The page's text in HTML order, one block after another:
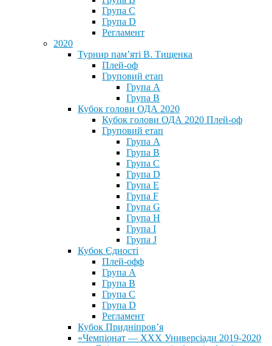
Група С
Група D
Регламент
2020
Турнир пам’яті В. Тищенка
Плей-оф
Груповий етап
Група А
Група В
Кубок голови ОДА 2020
Кубок голови ОДА 2020 Плей-оф
Груповий етап
Група A
Група B
Група C
Група D
Група E
Група F
Група G
Група H
Група I
Група J
Кубок Єдності
Плей-офф
Група А
Група В
Група С
Група D
Регламент
Кубок Придніпров’я
«Чемпіонат — ХХХ Универсіади 2019-2020